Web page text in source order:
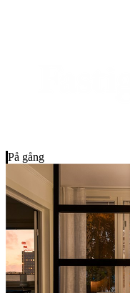
På gång